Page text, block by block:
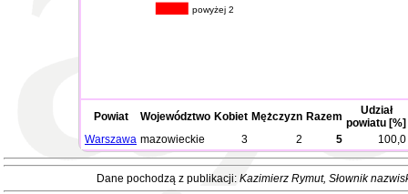
powyżej 2
Powiat Województwo Kobiet Mężczyzn Razem
Udział
powiatu [%]
Warszawa mazowieckie 3 2 5 100,0
Dane pochodzą z publikacji: Kazimierz Rymut, Słownik